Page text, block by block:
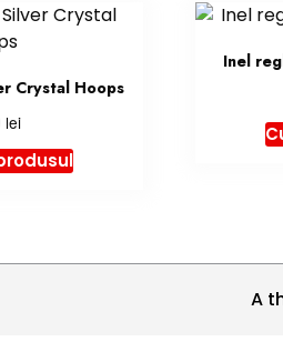
Crystal Hoops
lei
Inel
A